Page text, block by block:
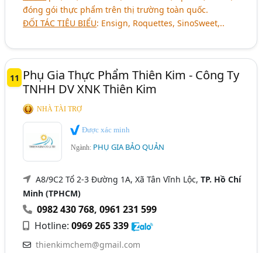
đóng gói thực phẩm trên thị trường toàn quốc.
ĐỐI TÁC TIÊU BIỂU: Ensign, Roquettes, SinoSweet,..
11 Phụ Gia Thực Phẩm Thiên Kim - Công Ty
TNHH DV XNK Thiên Kim
NHÀ TÀI TRỢ
Được xác minh
Ngành: PHỤ GIA BẢO QUẢN
A8/9C2 Tổ 2-3 Đường 1A, Xã Tân Vĩnh Lộc,TP. Hồ Chí
Minh (TPHCM)
0982 430 768,0961 231 599
Hotline:0969 265 339
thienkimchem@gmail.com